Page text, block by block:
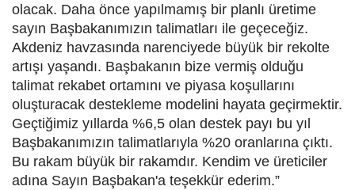
olacak. Daha önce yapılmamış bir planlı üretime
sayın Başbakanımızın talimatları ile geçeceğiz.
Akdeniz havzasında narenciyede büyük bir rekolte
artışı yaşandı. Başbakanın bize vermiş olduğu
talimat rekabet ortamını ve piyasa koşullarını
oluşturacak destekleme modelini hayata geçirmektir.
Geçtiğimiz yıllarda %6,5 olan destek payı bu yıl
Başbakanımızın talimatlarıyla %20 oranlarına çıktı.
Bu rakam büyük bir rakamdır. Kendim ve üreticiler
adına Sayın Başbakan'a teşekkür ederim.”